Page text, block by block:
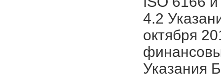
4.2
октября
Указания